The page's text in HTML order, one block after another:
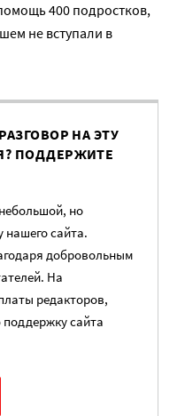
400 подростков,
не вступали в
НА ЭТУ
ПОДДЕРЖИТЕ
но
нашего сайта.
добровольным
На
редакторов,
сайта